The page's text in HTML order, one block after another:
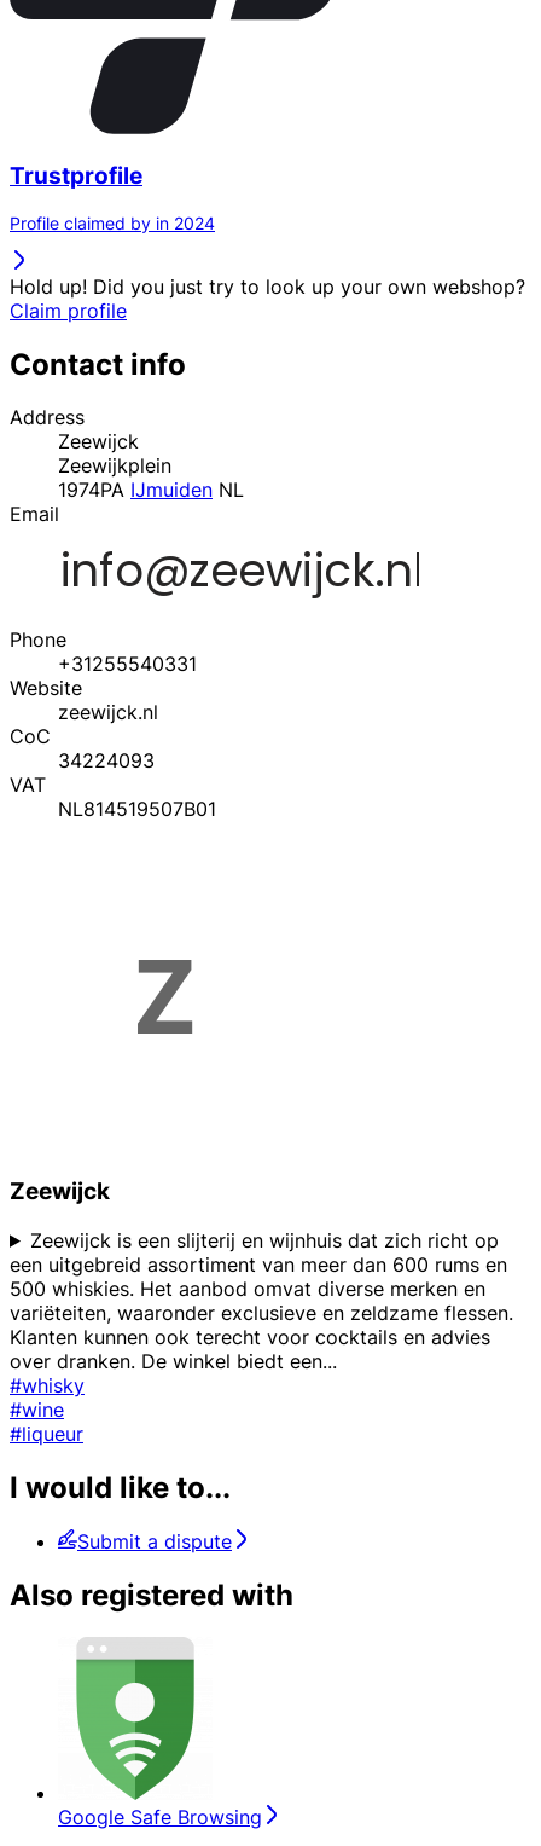
Trustprofile
Profile claimed by in 2024
Hold up! Did you just try to look up your own webshop?
Claim profile
Contact info
Address
Zeewijck
Zeewijkplein
1974PA IJmuiden NL
Email
Phone
+31255540331
Website
zeewijck.nl
CoC
34224093
VAT
NL814519507B01
Zeewijck
Zeewijck is een slijterij en wijnhuis dat zich richt op
een uitgebreid assortiment van meer dan 600 rums en
500 whiskies. Het aanbod omvat diverse merken en
variëteiten, waaronder exclusieve en zeldzame flessen.
Klanten kunnen ook terecht voor cocktails en advies
over dranken. De winkel biedt een...
#whisky
#wine
#liqueur
I would like to...
Submit a dispute
Also registered with
Google Safe Browsing